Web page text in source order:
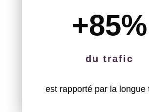
+85%
du trafic
est rapporté par la longue